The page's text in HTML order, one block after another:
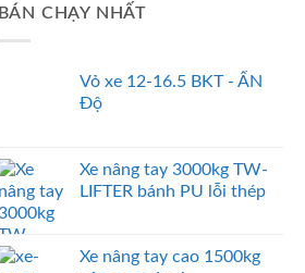
BÁN CHẠY NHẤT
Vỏ xe 12-16.5 BKT - ẤN
Độ
Xe nâng tay 3000kg TW-
LIFTER bánh PU lỗi thép
Xe nâng tay cao 1500kg